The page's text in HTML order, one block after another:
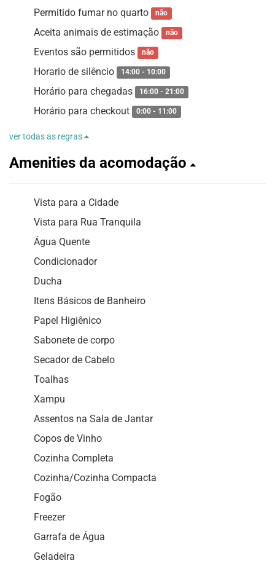
Permitido fumar no quarto não
Aceita animais de estimação não
Eventos são permitidos não
Horario de silêncio 14:00 - 10:00
Horário para chegadas 16:00 - 21:00
Horário para checkout 0:00 - 11:00
ver todas as regras
Amenities da acomodação
Vista para a Cidade
Vista para Rua Tranquila
Água Quente
Condicionador
Ducha
Itens Básicos de Banheiro
Papel Higiênico
Sabonete de corpo
Secador de Cabelo
Toalhas
Xampu
Assentos na Sala de Jantar
Copos de Vinho
Cozinha Completa
Cozinha/Cozinha Compacta
Fogão
Freezer
Garrafa de Água
Geladeira